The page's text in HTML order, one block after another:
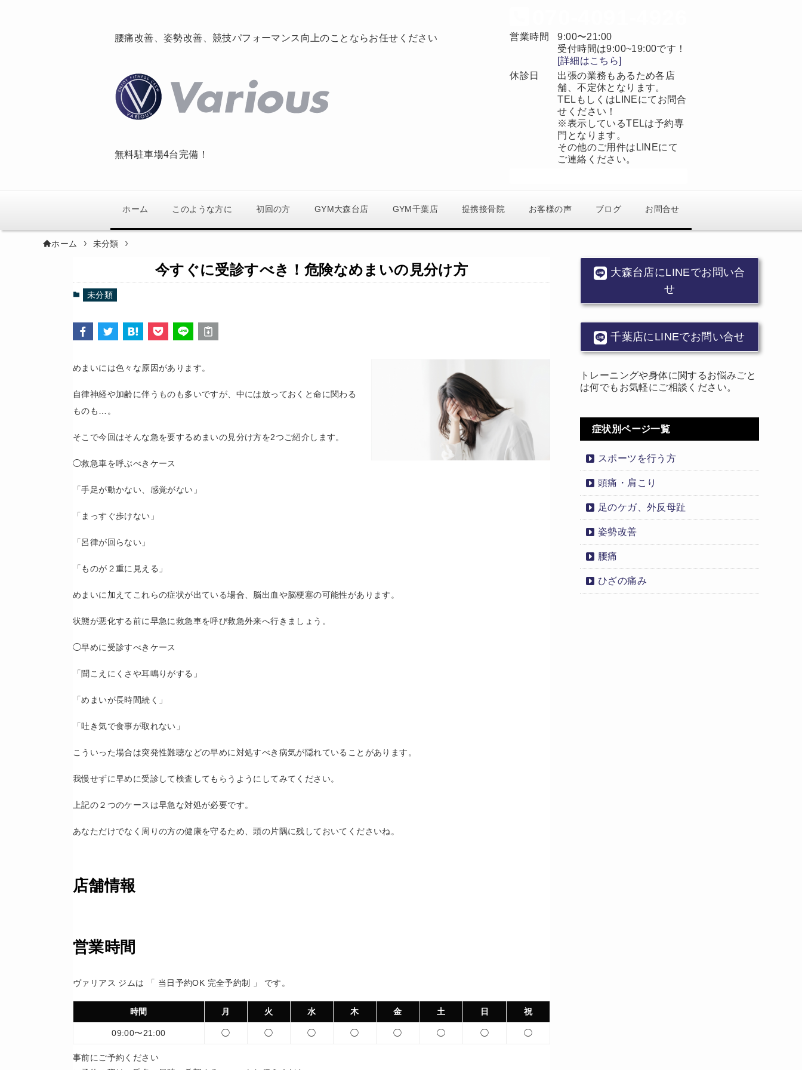
腰痛改善、姿勢改善、競技パフォーマンス向上のことならお任せください
無料駐車場4台完備！
営業時間
9:00〜21:00
受付時間は9:00~19:00です！
[詳細はこちら]
休診日
出張の業務もあるため各店
舗、不定休となります。
TELもしくはLINEにてお問合
せください！
※表示しているTELは予約専
門となります。
その他のご用件はLINEにて
ご連絡ください。
ホーム このような方に 初回の方 GYM大森台店 GYM千葉店 提携接骨院 お客様の声 ブログ お問合せ
ホーム 未分類
今すぐに受診すべき！危険なめまいの見分け方
未分類
めまいには色々な原因があります。
自律神経や加齢に伴うものも多いですが、中には放っておくと命に関わる
ものも…。
そこで今回はそんな急を要するめまいの見分け方を2つご紹介します。
◯救急車を呼ぶべきケース
「手足が動かない、感覚がない」
「まっすぐ歩けない」
「呂律が回らない」
「ものが２重に見える」
めまいに加えてこれらの症状が出ている場合、脳出血や脳梗塞の可能性があります。
状態が悪化する前に早急に救急車を呼び救急外来へ行きましょう。
◯早めに受診すべきケース
「聞こえにくさや耳鳴りがする」
「めまいが長時間続く」
「吐き気で食事が取れない」
こういった場合は突発性難聴などの早めに対処すべき病気が隠れていることがあります。
我慢せずに早めに受診して検査してもらうようにしてみてください。
上記の２つのケースは早急な対処が必要です。
あなただけでなく周りの方の健康を守るため、頭の片隅に残しておいてくださいね。
店舗情報
営業時間
ヴァリアス ジムは 「 当日予約OK 完全予約制 」 です。
時間 月 火 水 木 金 土 日 祝
09:00〜21:00 ◯ ◯ ◯ ◯ ◯ ◯ ◯ ◯
事前にご予約ください
大森台店にLINEでお問い合
せ
千葉店にLINEでお問い合せ
トレーニングや身体に関するお悩みごと
は何でもお気軽にご相談ください。
症状別ページ一覧
スポーツを行う方
頭痛・肩こり
足のケガ、外反母趾
姿勢改善
腰痛
ひざの痛み